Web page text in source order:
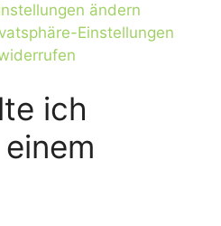
ändern
Einstellungen
ich